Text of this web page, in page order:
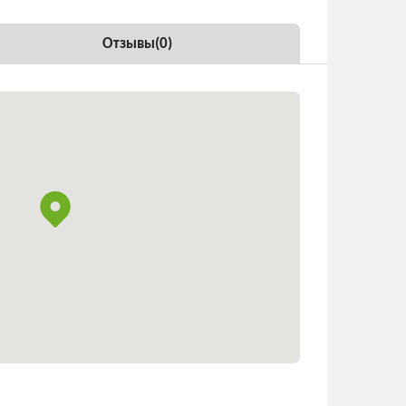
Отзывы(0)